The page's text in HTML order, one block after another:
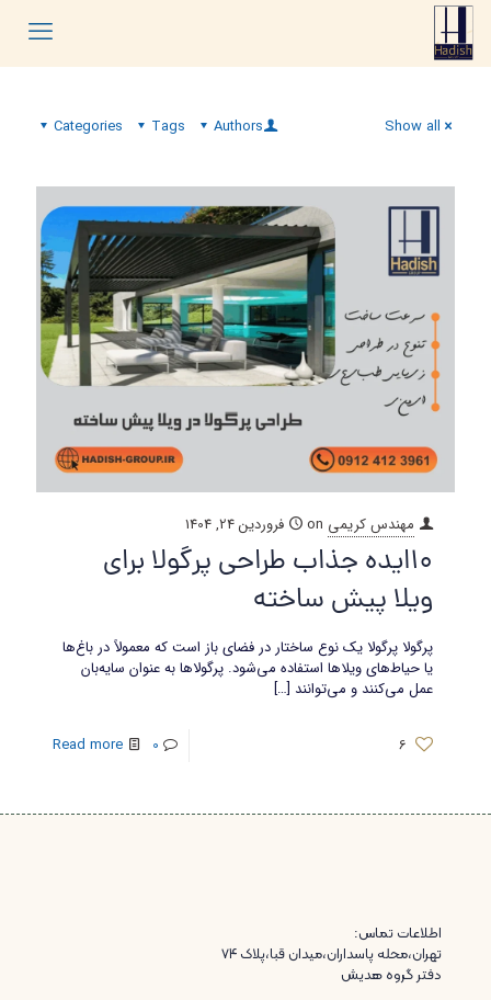
Categories Tags Authors Show all
مهندس کریمی on فروردین 24, 1404
10ایده جذاب طراحی پرگولا برای
ویلا پیش ساخته
پرگولا پرگولا یک نوع ساختار در فضای باز است که معمولاً در باغ‌ها
یا حیاط‌های ویلاها استفاده می‌شود. پرگولاها به عنوان سایه‌بان
عمل می‌کنند و می‌توانند […]
6
0
Read more
اطلاعات تماس:
تهران،محله پاسداران،میدان قبا،پلاک ۷۴
دفتر گروه هدیش